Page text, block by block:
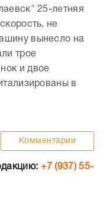
25-летняя
не
вынесло на
трое
и двое
в
Комментарии
+7 (937) 55-